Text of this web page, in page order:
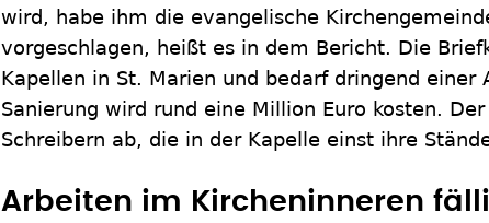
wird, habe ihm die evangelische
vorgeschlagen, heißt es in dem Bericht. Die
Kapellen in St. Marien und bedarf dringend
Sanierung wird rund eine Million Euro kosten.
Schreibern ab, die in der Kapelle einst ihre
Arbeiten im Kircheninneren